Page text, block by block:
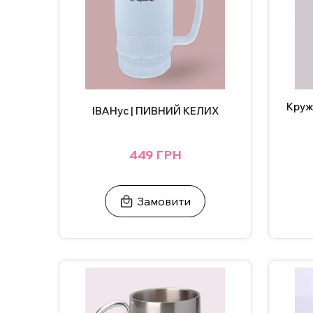
ІВАНус | ПИВНИЙ КЕЛИХ
449 ГРН
Замовити